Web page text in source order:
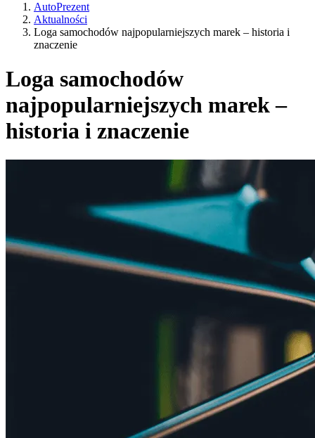
AutoPrezent
Aktualności
Loga samochodów najpopularniejszych marek – historia i
znaczenie
Loga samochodów
najpopularniejszych marek –
historia i znaczenie